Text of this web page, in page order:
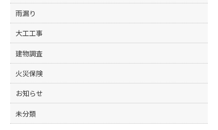
雨漏り
大工工事
建物調査
火災保険
お知らせ
未分類